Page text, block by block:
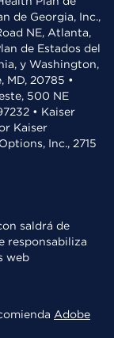
de Georgia, Inc.,
NE, Atlanta,
de Estados del
y Washington,
MD, 20785 •
500 NE
• Kaiser
Kaiser
Inc., 2715
saldrá de
responsabiliza
web
Adobe